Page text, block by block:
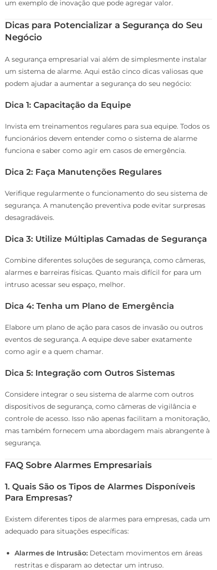
um exemplo de inovação que pode agregar valor.
Dicas para Potencializar a Segurança do Seu
Negócio
A segurança empresarial vai além de simplesmente instalar
um sistema de alarme. Aqui estão cinco dicas valiosas que
podem ajudar a aumentar a segurança do seu negócio:
Dica 1: Capacitação da Equipe
Invista em treinamentos regulares para sua equipe. Todos os
funcionários devem entender como o sistema de alarme
funciona e saber como agir em casos de emergência.
Dica 2: Faça Manutenções Regulares
Verifique regularmente o funcionamento do seu sistema de
segurança. A manutenção preventiva pode evitar surpresas
desagradáveis.
Dica 3: Utilize Múltiplas Camadas de Segurança
Combine diferentes soluções de segurança, como câmeras,
alarmes e barreiras físicas. Quanto mais difícil for para um
intruso acessar seu espaço, melhor.
Dica 4: Tenha um Plano de Emergência
Elabore um plano de ação para casos de invasão ou outros
eventos de segurança. A equipe deve saber exatamente
como agir e a quem chamar.
Dica 5: Integração com Outros Sistemas
Considere integrar o seu sistema de alarme com outros
dispositivos de segurança, como câmeras de vigilância e
controle de acesso. Isso não apenas facilitam a monitoração,
mas também fornecem uma abordagem mais abrangente à
segurança.
FAQ Sobre Alarmes Empresariais
1. Quais São os Tipos de Alarmes Disponíveis
Para Empresas?
Existem diferentes tipos de alarmes para empresas, cada um
adequado para situações específicas:
Alarmes de Intrusão: Detectam movimentos em áreas
restritas e disparam ao detectar um intruso.